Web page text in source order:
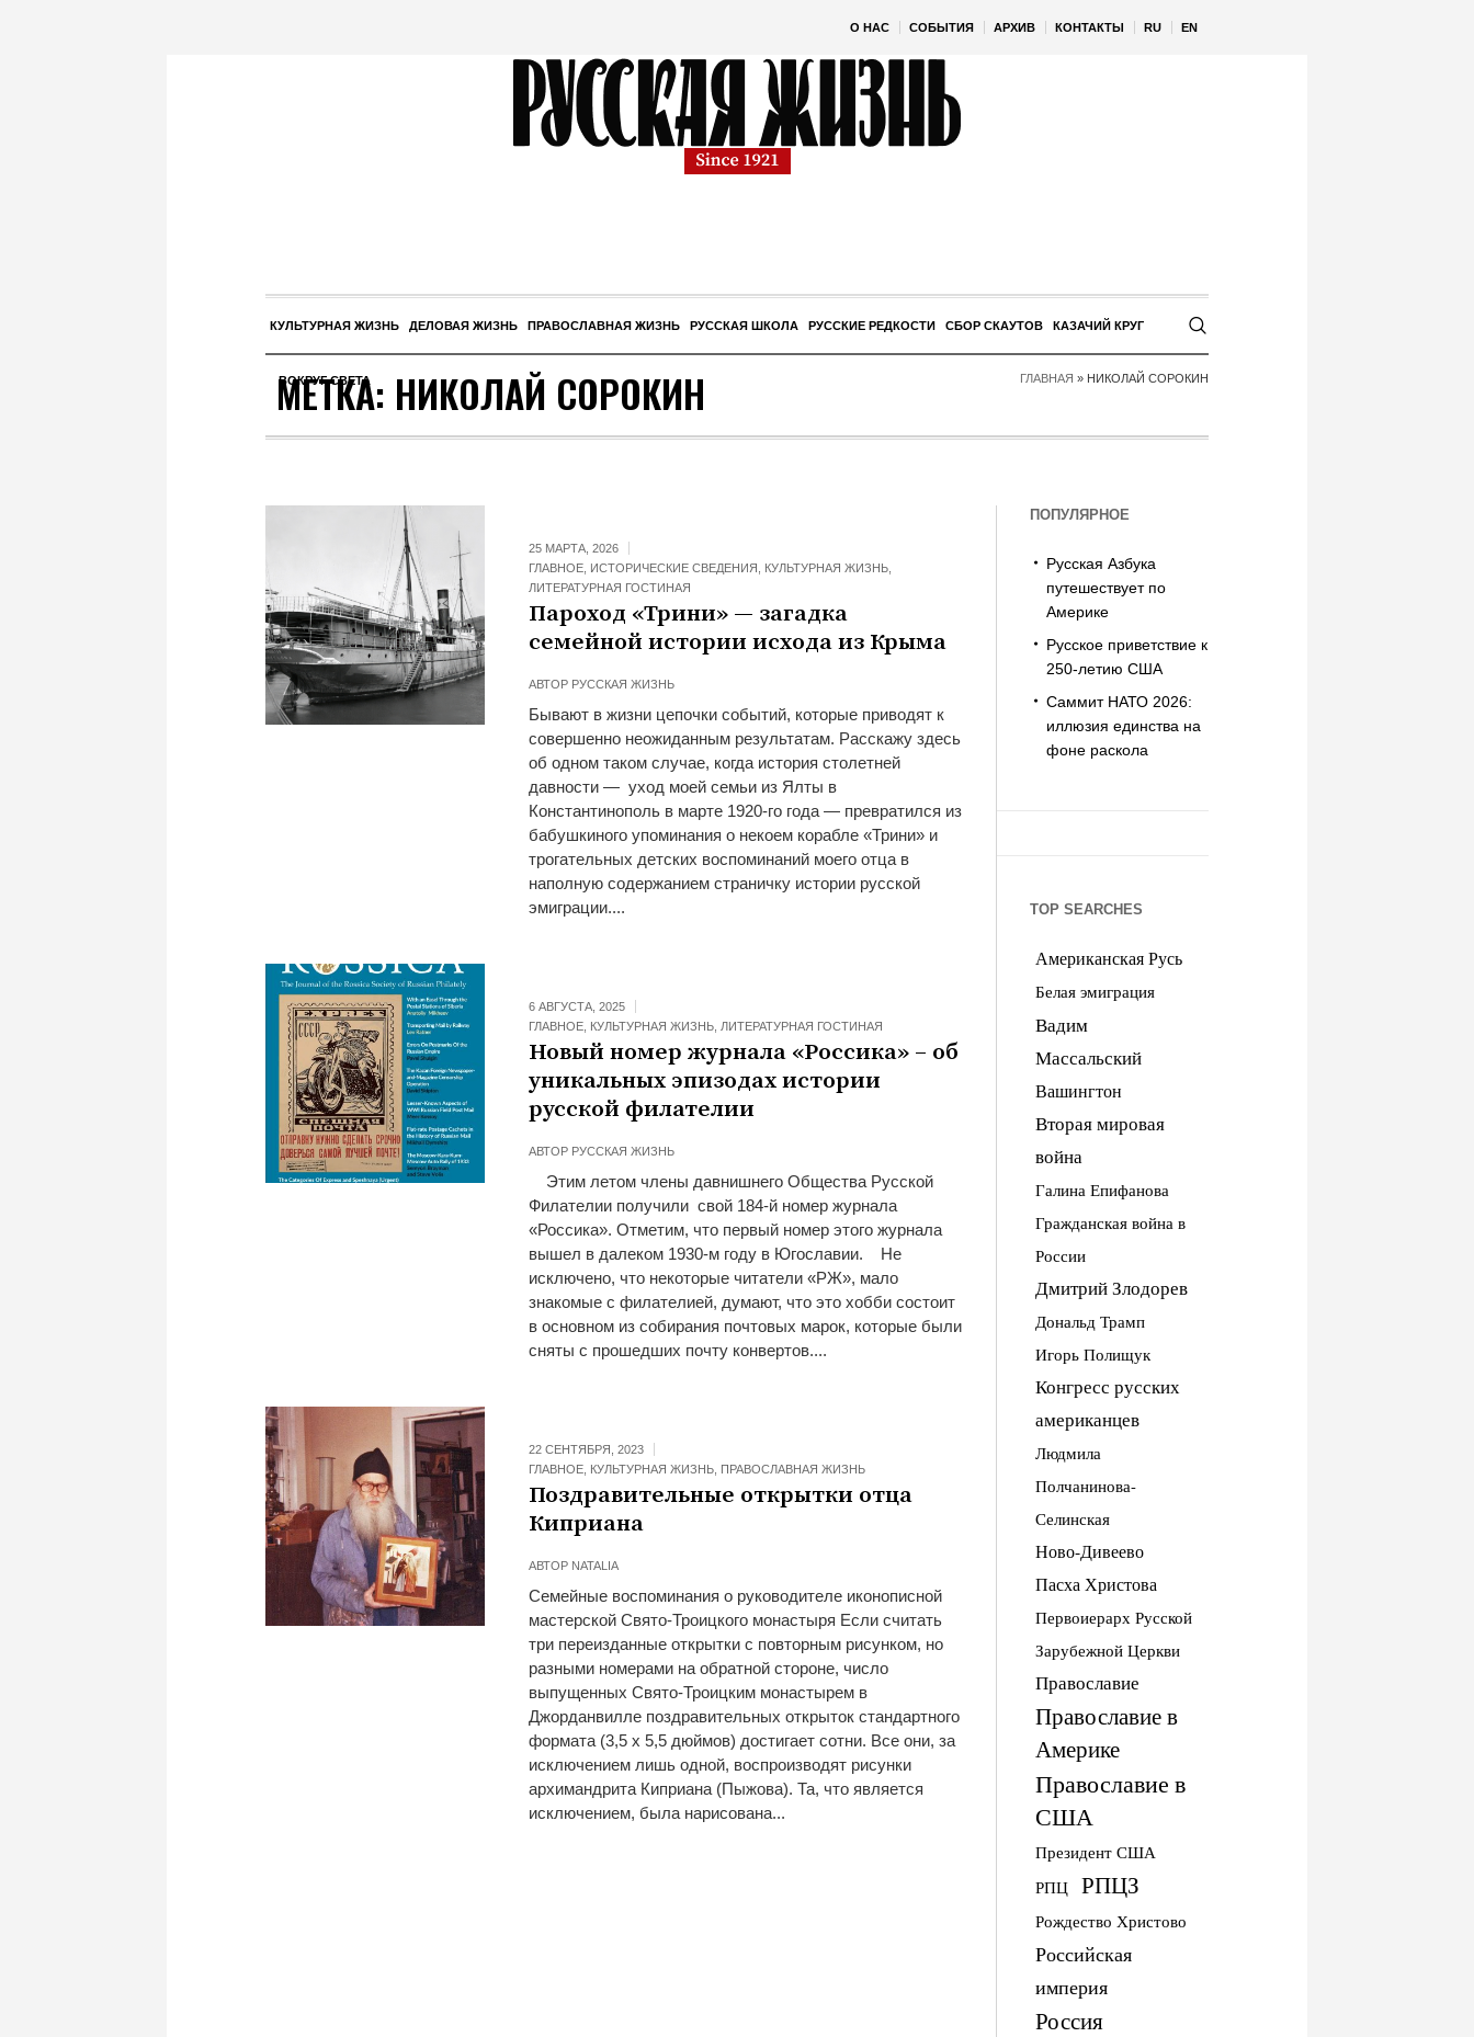
О НАС СОБЫТИЯ АРХИВ КОНТАКТЫ RU EN
КУЛЬТУРНАЯ ЖИЗНЬ ДЕЛОВАЯ ЖИЗНЬ ПРАВОСЛАВНАЯ ЖИЗНЬ РУССКАЯ ШКОЛА РУССКИЕ РЕДКОСТИ СБОР СКАУТОВ КАЗАЧИЙ КРУГ
ВОКРУГ СВЕТА
МЕТКА: НИКОЛАЙ СОРОКИН ГЛАВНАЯ » НИКОЛАЙ СОРОКИН
25 МАРТА, 2026
ГЛАВНОЕ, ИСТОРИЧЕСКИЕ СВЕДЕНИЯ КУЛЬТУРНАЯ ЖИЗНЬ,
ЛИТЕРАТУРНАЯ ГОСТИНАЯ
Пароход «Трини» — загадка
семейной истории исхода из Крыма
АВТОР РУССКАЯ ЖИЗНЬ
Бывают в жизни цепочки событий, которые приводят к
совершенно неожиданным результатам. Расскажу здесь
об одном таком случае, когда история столетней
давности — уход моей семьи из Ялты в
Константинополь в марте 1920-го года — превратился из
бабушкиного упоминания о некоем корабле «Трини» и
трогательных детских воспоминаний моего отца в
наполную содержанием страничку истории русской
эмиграции....
6 АВГУСТА, 2025
ГЛАВНОЕ, КУЛЬТУРНАЯ ЖИЗНЬ, ЛИТЕРАТУРНАЯ ГОСТИНАЯ
Новый номер журнала «Россика» – об
уникальных эпизодах истории
русской филателии
АВТОР РУССКАЯ ЖИЗНЬ
Этим летом члены давнишнего Общества Русской
Филателии получили свой 184-й номер журнала
«Россика». Отметим, что первый номер этого журнала
вышел в далеком 1930-м году в Югославии. Не
исключено, что некоторые читатели «РЖ», мало
знакомые с филателией, думают, что это хобби состоит
в основном из собирания почтовых марок, которые были
сняты с прошедших почту конвертов....
22 СЕНТЯБРЯ, 2023
ГЛАВНОЕ, КУЛЬТУРНАЯ ЖИЗНЬ, ПРАВОСЛАВНАЯ ЖИЗНЬ
Поздравительные открытки отца
Киприана
АВТОР NATALIA
Семейные воспоминания о руководителе иконописной
мастерской Свято-Троицкого монастыря Если считать
три переизданные открытки с повторным рисунком, но
разными номерами на обратной стороне, число
выпущенных Свято-Троицким монастырем в
Джорданвилле поздравительных открыток стандартного
формата (3,5 х 5,5 дюймов) достигает сотни. Все они, за
исключением лишь одной, воспроизводят рисунки
архимандрита Киприана (Пыжова). Та, что является
исключением, была нарисована...
ПОПУЛЯРНОЕ
Русская Азбука
путешествует по
Америке
Русское приветствие к
250-летию США
Саммит НАТО 2026:
иллюзия единства на
фоне раскола
TOP SEARCHES
Американская Русь
Белая эмиграция
Вадим
Массальский
Вашингтон
Вторая мировая
война
Галина Епифанова
Гражданская война в
России
Дмитрий Злодорев
Дональд Трамп
Игорь Полищук
Конгресс русских
американцев
Людмила
Полчанинова-
Селинская
Ново-Дивеево
Пасха Христова
Первоиерарх Русской
Зарубежной Церкви
Православие
Православие в
Америке
Православие в
США
Президент США
РПЦ РПЦЗ
Рождество Христово
Российская
империя
Россия